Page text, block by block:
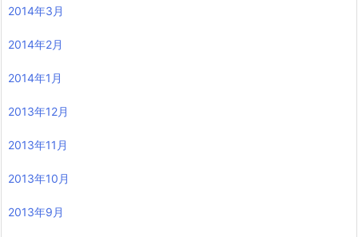
2014年3月
2014年2月
2014年1月
2013年12月
2013年11月
2013年10月
2013年9月